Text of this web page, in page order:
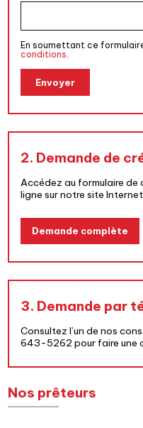
En soumettant ce
conditions
Envoyer
2. Demande de
Accédez au formulaire de
ligne sur notre site
Demande complète
3. Demande par
Consultez l’un de nos
643-5262 pour faire une
Nos prêteurs